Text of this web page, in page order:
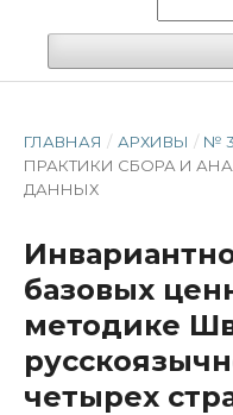
ГЛАВНАЯ / АРХИВЫ / №
ПРАКТИКИ СБОРА И
ДАННЫХ
базовых
методике
четырех